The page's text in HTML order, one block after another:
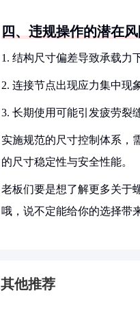
四、违规操作的潜在
1. 结构尺寸偏差导致承载力
2. 连接节点出现应力集中现
3. 长期使用可能引发疲劳裂
实施规范的尺寸控制体系，
的尺寸稳定性与安全性能。
老板们要是想了解更多关于
哦，说不定能给你的选择带
其他推荐